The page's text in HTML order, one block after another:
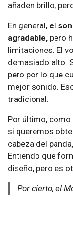
añaden brillo,
En general, el
agradable, pero
limitaciones. El
demasiado alto.
pero por lo que
mejor sonido.
tradicional.
Por último, como
si queremos
cabeza del
Entiendo que
diseño, pero es
Por cierto, el